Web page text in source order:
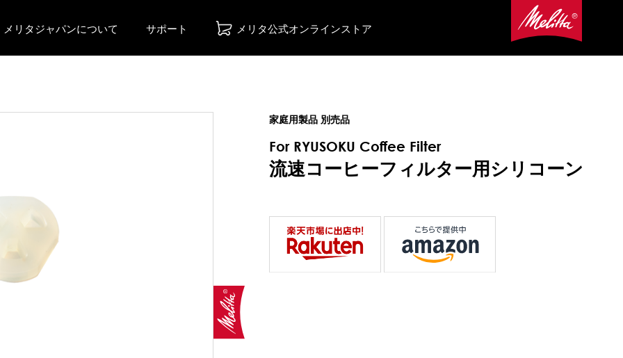
メリタジャパンについて サポート メリタ公式オンラインストア
家庭用製品 別売品
For RYUSOKU Coffee Filter
流速コーヒーフィルター用シリコーン